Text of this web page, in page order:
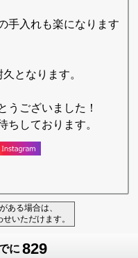
手入れも楽になります
となります。
うございました！
ちしております。
ある場合は、
いただけます。
に 829